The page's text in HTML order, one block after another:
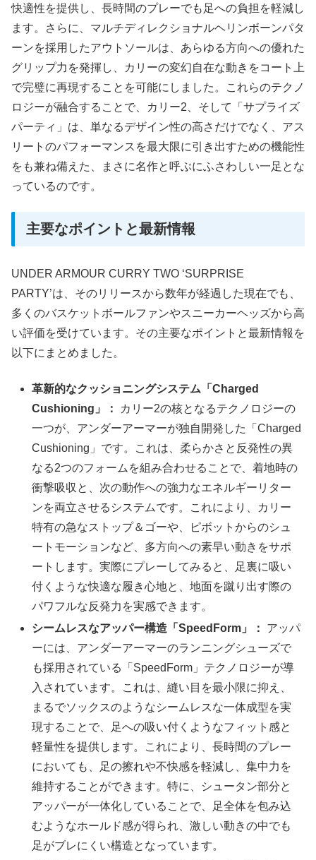
快適性を提供し、長時間のプレーでも足への負担を軽減し
ます。さらに、マルチディレクショナルヘリンボーンパタ
ーンを採用したアウトソールは、あらゆる方向への優れた
グリップ力を発揮し、カリーの変幻自在な動きをコート上
で完璧に再現することを可能にしました。これらのテクノ
ロジーが融合することで、カリー2、そして「サプライズ
パーティ」は、単なるデザイン性の高さだけでなく、アス
リートのパフォーマンスを最大限に引き出すための機能性
をも兼ね備えた、まさに名作と呼ぶにふさわしい一足とな
っているのです。
主要なポイントと最新情報
UNDER ARMOUR CURRY TWO ‘SURPRISE
PARTY’は、そのリリースから数年が経過した現在でも、
多くのバスケットボールファンやスニーカーヘッズから高
い評価を受けています。その主要なポイントと最新情報を
以下にまとめました。
革新的なクッショニングシステム「Charged
Cushioning」：
カリー2の核となるテクノロジーの
一つが、アンダーアーマーが独自開発した「Charged
Cushioning」です。これは、柔らかさと反発性の異
なる2つのフォームを組み合わせることで、着地時の
衝撃吸収と、次の動作への強力なエネルギーリター
ンを両立させるシステムです。これにより、カリー
特有の急なストップ＆ゴーや、ピボットからのシュ
ートモーションなど、多方向への素早い動きをサポ
ートします。実際にプレーしてみると、足裏に吸い
付くような快適な履き心地と、地面を蹴り出す際の
パワフルな反発力を実感できます。
シームレスなアッパー構造「SpeedForm」：
アッパ
ーには、アンダーアーマーのランニングシューズで
も採用されている「SpeedForm」テクノロジーが導
入されています。これは、縫い目を最小限に抑え、
まるでソックスのようなシームレスな一体成型を実
現することで、足への吸い付くようなフィット感と
軽量性を提供します。これにより、長時間のプレー
においても、足の擦れや不快感を軽減し、集中力を
維持することができます。特に、シュータン部分と
アッパーが一体化していることで、足全体を包み込
むようなホールド感が得られ、激しい動きの中でも
足がブレにくい構造となっています。